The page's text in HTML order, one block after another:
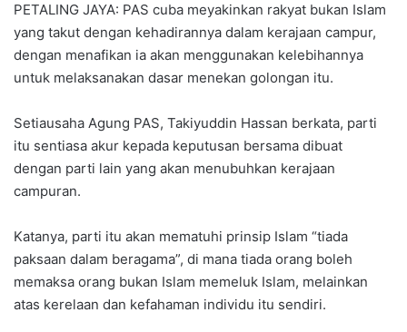
PETALING JAYA: PAS cuba meyakinkan rakyat bukan Islam
yang takut dengan kehadirannya dalam kerajaan campur,
dengan menafikan ia akan menggunakan kelebihannya
untuk melaksanakan dasar menekan golongan itu.
Setiausaha Agung PAS, Takiyuddin Hassan berkata, parti
itu sentiasa akur kepada keputusan bersama dibuat
dengan parti lain yang akan menubuhkan kerajaan
campuran.
Katanya, parti itu akan mematuhi prinsip Islam “tiada
paksaan dalam beragama”, di mana tiada orang boleh
memaksa orang bukan Islam memeluk Islam, melainkan
atas kerelaan dan kefahaman individu itu sendiri.